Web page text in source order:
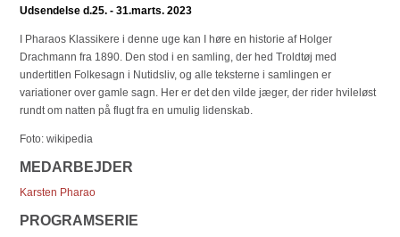
Udsendelse d.25. - 31.marts. 2023
I Pharaos Klassikere i denne uge kan I høre en historie af Holger
Drachmann fra 1890. Den stod i en samling, der hed Troldtøj med
undertitlen Folkesagn i Nutidsliv, og alle teksterne i samlingen er
variationer over gamle sagn. Her er det den vilde jæger, der rider hvileløst
rundt om natten på flugt fra en umulig lidenskab.
Foto: wikipedia
MEDARBEJDER
Karsten Pharao
PROGRAMSERIE